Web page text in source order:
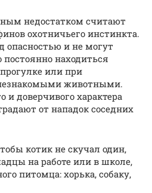
недостатком считают
охотничьего инстинкта.
опасностью и не могут
находиться
или при
животными.
и доверчивого характера
от нападок соседних
котик не скучал один,
на работе или в школе,
питомца: хорька, собаку,